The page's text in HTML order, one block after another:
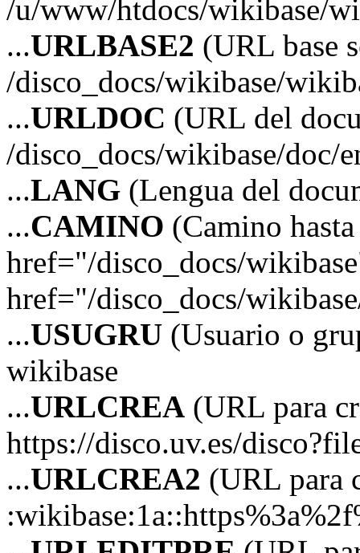
/u/www/htdocs/wikibase/
...URLBASE2 (URL base
/disco_docs/wikibase/
...URLDOC (URL del
/disco_docs/wikibase/doc/
...LANG (Lengua del
...CAMINO (Camino
href="/disco_docs/
href="/disco_docs/
...USUGRU (Usuario o
wikibase
...URLCREA (URL para
https://disco.uv.es/
...URLCREA2 (URL para